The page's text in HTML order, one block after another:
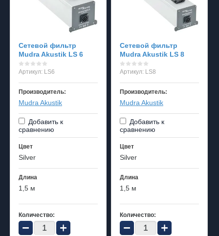
Cетевой фильтр
Mudra Akustik LS 6
Артикул: LS6
Производитель:
Mudra Akustik
Добавить к
сравнению
Цвет
Silver
Длина
1,5 м
Количество:
− +
Cетевой фильтр
Mudra Akustik LS 8
Артикул:LS8
Производитель:
Mudra Akustik
Добавить к
сравнению
Цвет
Silver
Длина
1,5 м
Количество:
− +